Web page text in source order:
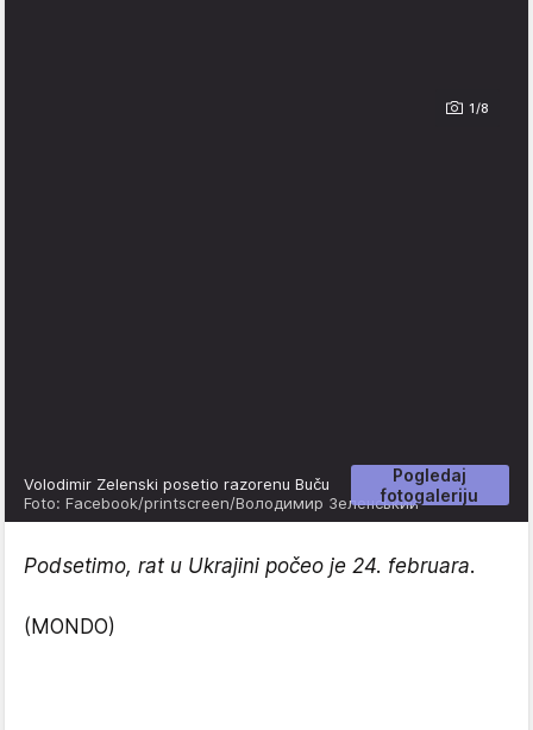
1/8
Pogledaj
fotogaleriju
Volodimir Zelenski posetio razorenu Buču
Foto: Facebook/printscreen/Володимир Зеленський
Podsetimo, rat u Ukrajini počeo je 24. februara.
(MONDO)